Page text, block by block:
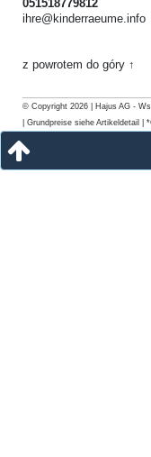
051518779812
ihre@kinderraeume.info
z powrotem do góry ↑
© Copyright 2026 | Hajus AG -
| Grundpreise siehe Artikeldetail